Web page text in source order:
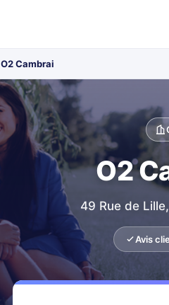
O2 Cambrai
O2
49 Rue de
Avis